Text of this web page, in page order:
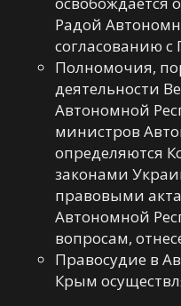
Радой
согласованию
Полномочия,
деятельности
Автономной
министров
определяются
законами
правовыми
Автономной
вопросам,
Правосудие в
Крым